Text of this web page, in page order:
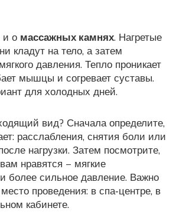
и о массажных камнях. Нагретые
кладут на тело, а затем
давления. Тепло проникает
мышцы и согревает суставы.
для холодных дней.
вид? Сначала определите,
расслабления, снятия боли или
нагрузки. Затем посмотрите,
нравятся – мягкие
более сильное давление. Важно
проведения: в спа‑центре, в
кабинете.